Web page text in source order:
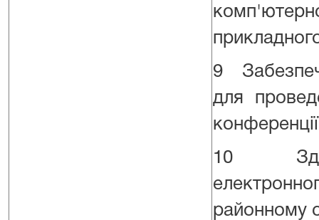
9
для
10
районному